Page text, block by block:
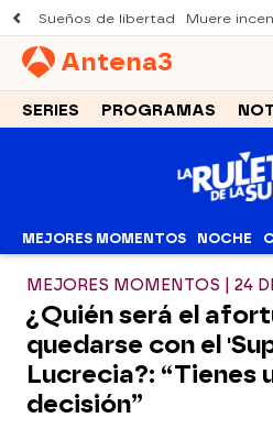
Sueños de libertad Muere
Antena3
SERIES PROGRAMAS
MEJORES MOMENTOS NOCHE
MEJORES MOMENTOS | 24
¿Quién será el
quedarse con el
Lucrecia?: “Tienes
decisión”